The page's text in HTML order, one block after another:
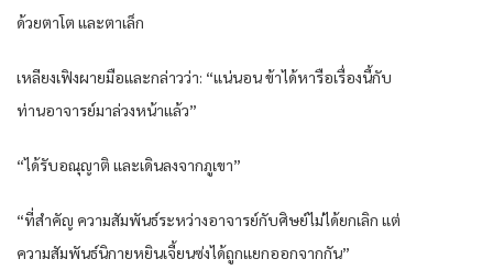
ด้วยตาโต และตาเล็ก
เหลียงเฟิงผายมือและกล่าวว่า: “แน่นอน ข้าได้หารือเรื่องนี้กับ
ท่านอาจารย์มาล่วงหน้าแล้ว”
“ได้รับอณุญาติ และเดินลงจากภูเขา”
“ที่สำคัญ ความสัมพันธ์ระหว่างอาจารย์กับศิษย์ไม่ได้ยกเลิก แต่
ความสัมพันธ์นิกายหยินเจี้ยนซ่งได้ถูกแยกออกจากกัน”